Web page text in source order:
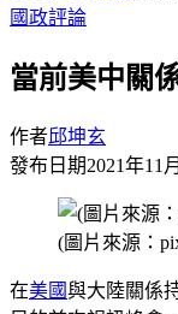
國政評論
當前美中關
作者邱坤玄
發布日期2021年11
(圖片來源：
在美國與大陸關係